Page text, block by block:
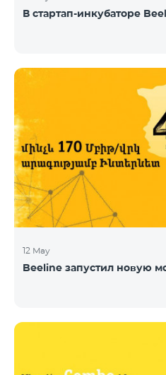
В стартап-инкубаторе
12 May
Beeline запустил новую